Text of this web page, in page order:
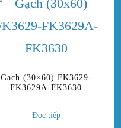
Gạch (30×60) FK3629-
FK3629A-FK3630
Đọc tiếp